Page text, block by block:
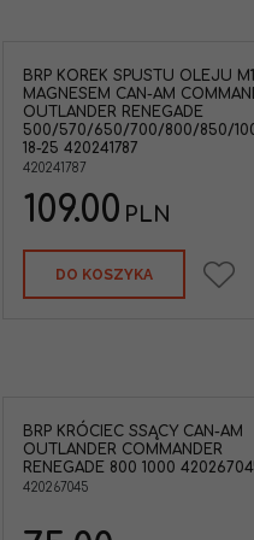
BRP KOREK SPUSTU OLEJU
MAGNESEM CAN-AM
OUTLANDER RENEGADE
500/570/650/700/800/850/
18-25 420241787
420241787
109.00 PLN
DO KOSZYKA
BRP Króciec ssący
Outlander 330/400 '03-
Marka pojazdu SKI-
BRP KRÓCIEC SSĄCY CAN-AM
OUTLANDER COMMANDER
RENEGADE 800 1000
420267045
BRP 707002585
odpowietrzenia
Outlander 450/570/
Typ Pojazdu